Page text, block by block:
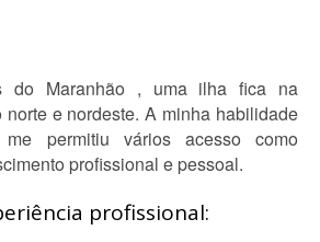
do Maranhão , uma ilha fica na
e nordeste. A minha habilidade
me permitiu vários acesso como
profissional e pessoal.
profissional: